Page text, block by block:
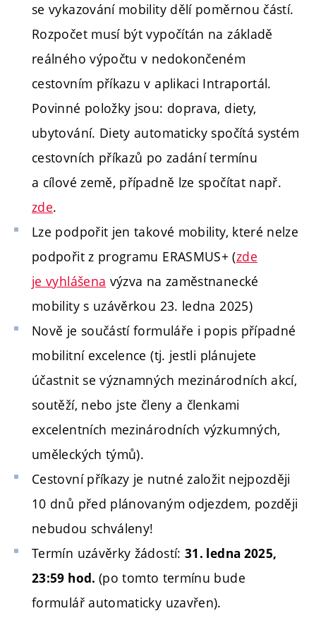
se vykazování mobility dělí poměrnou částí.
Rozpočet musí být vypočítán na základě
reálného výpočtu v nedokončeném
cestovním příkazu v aplikaci Intraportál.
Povinné položky jsou: doprava, diety,
ubytování. Diety automaticky spočítá systém
cestovních příkazů po zadání termínu
a cílové země, případně lze spočítat např.
zde.
Lze podpořit jen takové mobility, které nelze
podpořit z programu ERASMUS+ (zde
je vyhlášena výzva na zaměstnanecké
mobility s uzávěrkou 23. ledna 2025)
Nově je součástí formuláře i popis případné
mobilitní excelence (tj. jestli plánujete
účastnit se významných mezinárodních akcí,
soutěží, nebo jste členy a členkami
excelentních mezinárodních výzkumných,
uměleckých týmů).
Cestovní příkazy je nutné založit nejpozději
10 dnů před plánovaným odjezdem, později
nebudou schváleny!
Termín uzávěrky žádostí: 31. ledna 2025,
23:59 hod. (po tomto termínu bude
formulář automaticky uzavřen).